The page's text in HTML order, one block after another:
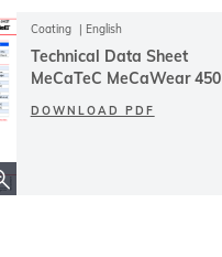
Coating English
Technical Data Sheet
MeCaTeC MeCaWear 450
DOWNLOAD PDF